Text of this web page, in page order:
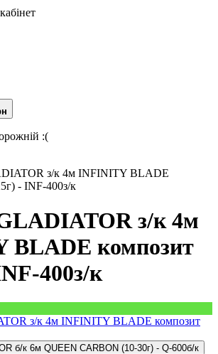
:(
з/к 4м INFINITY BLADE
- INF-400з/к
з/к 4м
BLADE композит
400з/к
б/к 6м QUEEN CARBON (10-30г) - Q-600б/к